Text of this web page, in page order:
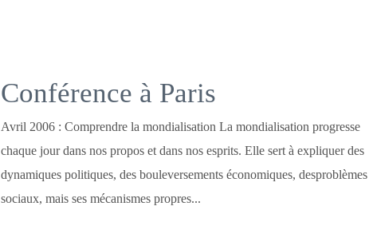
Conférence à Paris
Avril 2006 : Comprendre la mondialisation La mondialisation progresse
chaque jour dans nos propos et dans nos esprits. Elle sert à expliquer des
dynamiques politiques, des bouleversements économiques, desproblèmes
sociaux, mais ses mécanismes propres...